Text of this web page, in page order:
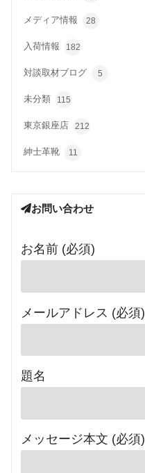
メディア情報 28
入荷情報 182
対談取材ブログ 5
未分類 115
東京銀座店 212
紳士革靴 11
お問い合わせ
お名前 (必須)
メールアドレス (必須)
題名
メッセージ本文 (必須)